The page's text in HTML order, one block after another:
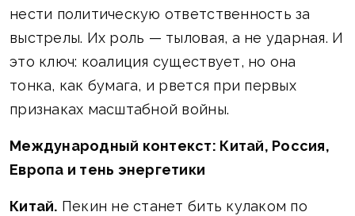
нести политическую ответственность за
выстрелы. Их роль — тыловая, а не ударная. И
это ключ: коалиция существует, но она
тонка, как бумага, и рвется при первых
признаках масштабной войны.
Международный контекст: Китай, Россия,
Европа и тень энергетики
Китай. Пекин не станет бить кулаком по